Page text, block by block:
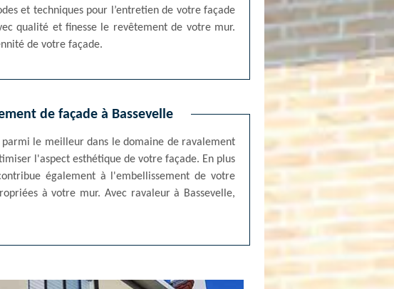
et techniques pour l’entretien de votre façade
qualité et finesse le revêtement de votre mur.
de votre façade.
de façade à Bassevelle
le meilleur dans le domaine de ravalement
l'aspect esthétique de votre façade. En plus
également à l'embellissement de votre
à votre mur. Avec ravaleur à Bassevelle,